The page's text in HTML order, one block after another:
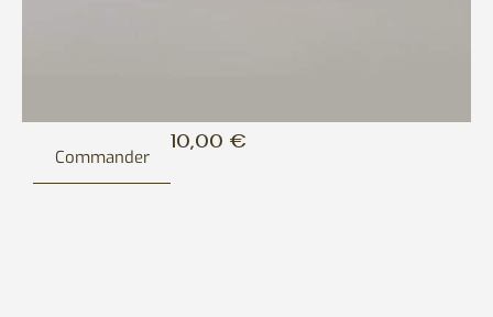
Commander
10,00 €